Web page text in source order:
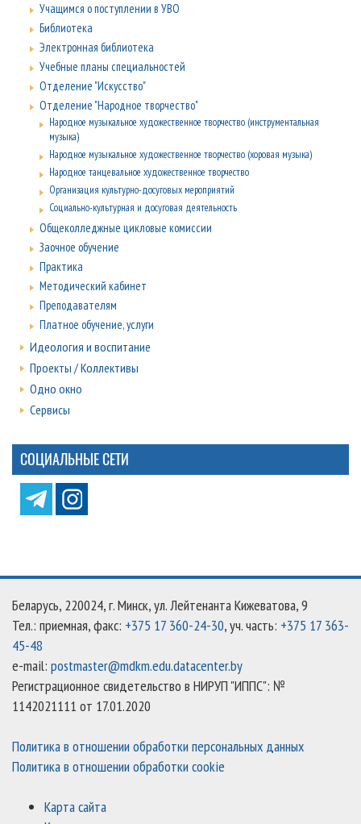
Учащимся о поступлении в УВО
Библиотека
Электронная библиотека
Учебные планы специальностей
Отделение "Искусство"
Отделение "Народное творчество"
Народное музыкальное художественное творчество (инструментальная
музыка)
Народное музыкальное художественное творчество (хоровая музыка)
Народное танцевальное художественное творчество
Организация культурно-досуговых мероприятий
Социально-культурная и досуговая деятельность
Общеколледжные цикловые комиссии
Заочное обучение
Практика
Методический кабинет
Преподавателям
Платное обучение, услуги
Идеология и воспитание
Проекты / Коллективы
Одно окно
Сервисы
СОЦИАЛЬНЫЕ СЕТИ
Беларусь, 220024, г. Минск, ул. Лейтенанта Кижеватова, 9
Тел.: приемная, факс: +375 17 360-24-30, уч. часть: +375 17 363-
45-48
e-mail: postmaster@mdkm.edu.datacenter.by
Регистрационное свидетельство в НИРУП "ИППС": №
1142021111 от 17.01.2020
Политика в отношении обработки персональных данных
Политика в отношении обработки cookie
Карта сайта